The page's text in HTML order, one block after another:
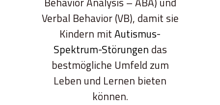
Verbal Behavior (VB), damit sie
Kindern mitAutismus-
Spektrum-Störungen das
bestmögliche Umfeld zum
Leben und Lernen bieten
können.